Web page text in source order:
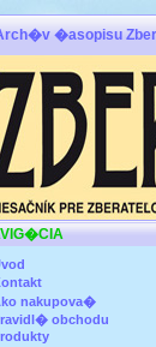
�asopisu
nakupova�
obchodu